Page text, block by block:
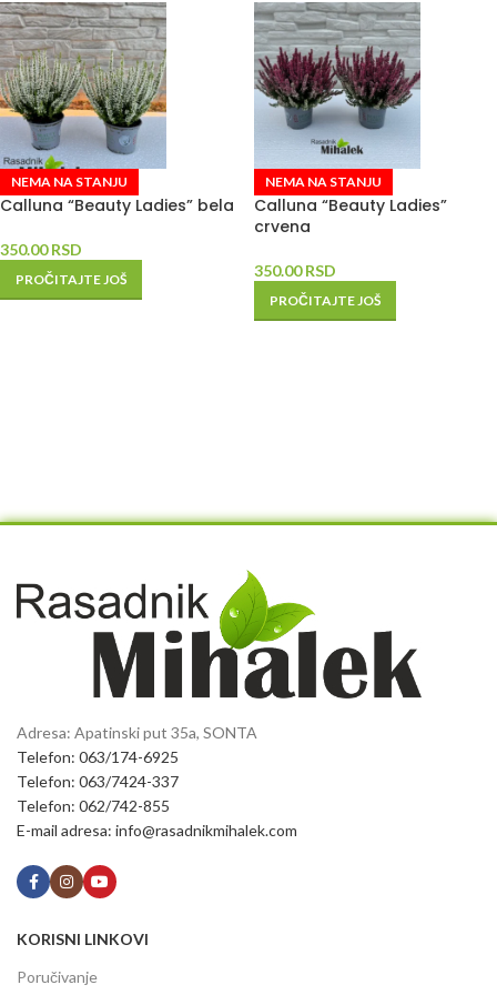
NEMA NA STANJU
Calluna “Beauty Ladies” bela
350.00RSD
PROČITAJTE JOŠ
NEMA NA STANJU
Calluna “Beauty Ladies”
crvena
350.00RSD
PROČITAJTE JOŠ
Adresa: Apatinski put 35a, SONTA
Telefon: 063/174-6925
Telefon: 063/7424-337
Telefon: 062/742-855
E-mail adresa: info@rasadnikmihalek.com
KORISNI LINKOVI
Poručivanje